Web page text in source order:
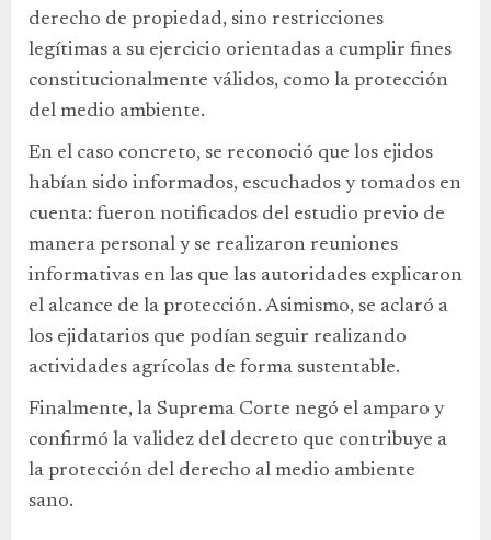
derecho de propiedad, sino restricciones
legítimas a su ejercicio orientadas a cumplir fines
constitucionalmente válidos, como la protección
del medio ambiente.
En el caso concreto, se reconoció que los ejidos
habían sido informados, escuchados y tomados en
cuenta: fueron notificados del estudio previo de
manera personal y se realizaron reuniones
informativas en las que las autoridades explicaron
el alcance de la protección. Asimismo, se aclaró a
los ejidatarios que podían seguir realizando
actividades agrícolas de forma sustentable.
Finalmente, la Suprema Corte negó el amparo y
confirmó la validez del decreto que contribuye a
la protección del derecho al medio ambiente
sano.